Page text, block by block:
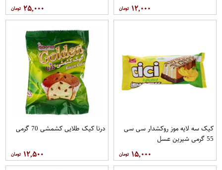
۱۲,۰۰۰ ۲۵,۰۰۰
کیک سه لایه موز روکشدار سی سی
55 گرمی شیرین عسل
۱۵,۰۰۰
درنا کیک طلایی کشمشی 70 گرمی
۱۲,۵۰۰